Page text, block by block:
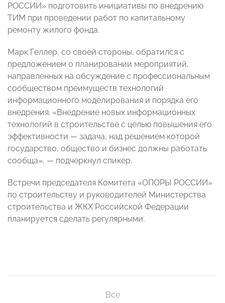
РОССИИ» подготовить инициативы по внедрению
ТИМ при проведении работ по капитальному
ремонту жилого фонда.
Марк Геллер, со своей стороны, обратился с
предложением о планировании мероприятий,
направленных на обсуждение с профессиональным
сообществом преимуществ технологий
информационного моделирования и порядка его
внедрения. «Внедрение новых информационных
технологий в строительстве с целью повышения его
эффективности — задача, над решением которой
государство, общество и бизнес должны работать
сообща», — подчеркнул спикер.
Встречи председателя Комитета «ОПОРЫ РОССИИ»
по строительству и руководителей Министерства
строительства и ЖКХ Российской Федерации
планируется сделать регулярными.
Все